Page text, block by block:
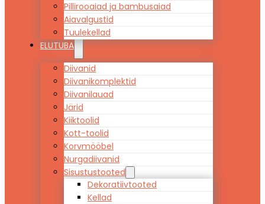
Pillirooaiad ja bambusaiad
Aiavalgustid
Tuulekellad
ELUTUBA
Diivanid
Diivanikomplektid
Diivanilauad
Järid
Kiiktoolid
Kott-toolid
Korvmööbel
Nurgadiivanid
Sisustustooted
Dekoratiivtooted
Kellad